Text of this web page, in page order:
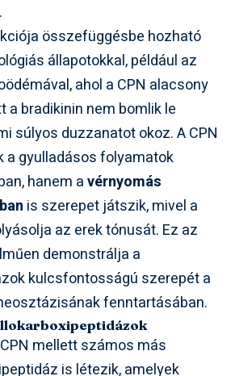
összefüggésbe hozható
állapotokkal, például az
ahol a CPN alacsony
a bradikinin nem bomlik le
súlyos duzzanatot okoz. A CPN
a gyulladásos folyamatok
hanem avérnyomás
is szerepet játszik, mivel a
az erek tónusát. Ez az
demonstrálja a
kulcsfontosságú szerepét a
fenntartásában.
CPN mellett számos más
is létezik, amelyek